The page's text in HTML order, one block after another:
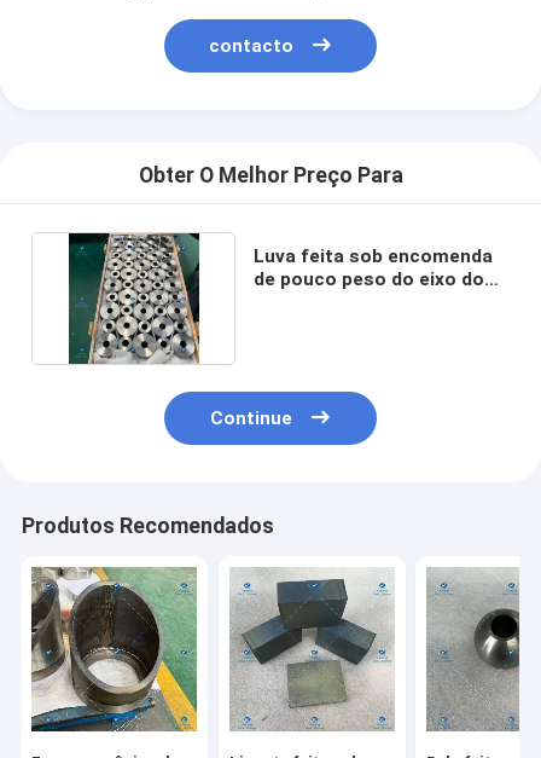
contacto
Obter O Melhor Preço Para
Luva feita sob encomenda
de pouco peso do eixo do
Continue
Produtos Recomendados